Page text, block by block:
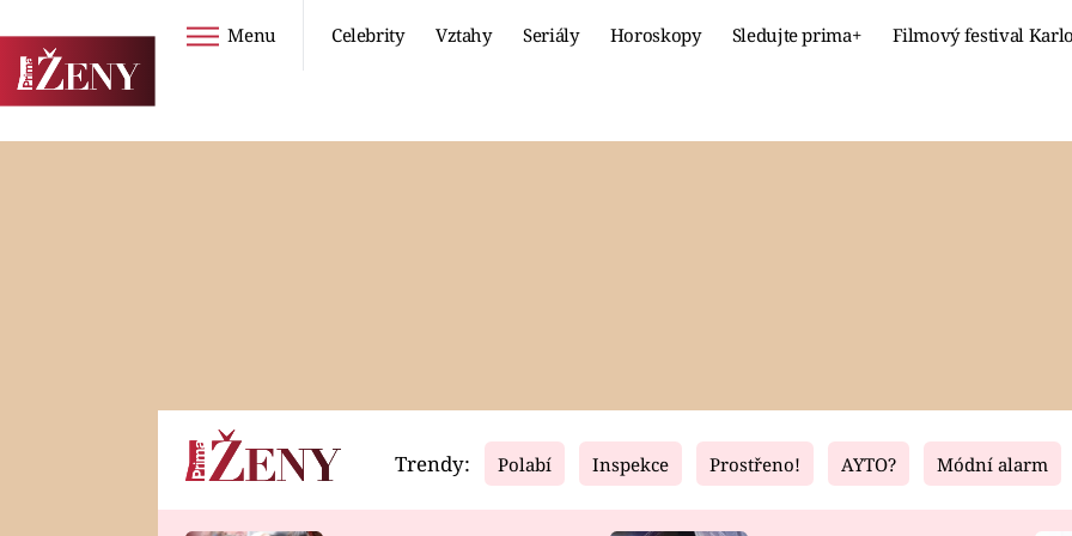
Menu Celebrity Vztahy Seriály Horoskopy Sledujte prima+ Filmový festival
Horoskopy Video Fresh Living
Trendy: Polabí Inspekce Prostřeno! AYTO? Módní alarm